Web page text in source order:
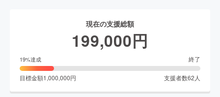
現在の支援総額
199,000円
19%達成 終了
目標金額1,000,000円 支援者数62 人